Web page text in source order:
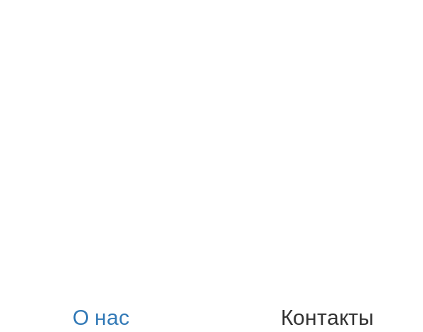
О нас
Контакты